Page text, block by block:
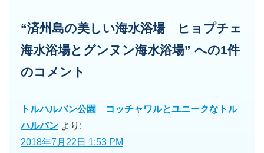
“済州島の美しい海水浴場 ヒョプチェ
海水浴場とグンヌン海水浴場” への1件
のコメント
トルハルバン公園 コッチャワルとユニークなトル
ハルバン より:
2018年7月22日 1:53 PM